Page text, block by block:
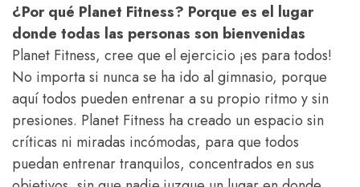
¿Por qué Planet Fitness? Porque es el lugar
donde todas las personas son bienvenidas
Planet Fitness, cree que el ejercicio ¡es para todos!
No importa si nunca se ha ido al gimnasio, porque
aquí todos pueden entrenar a su propio ritmo y sin
presiones. Planet Fitness ha creado un espacio sin
críticas ni miradas incómodas, para que todos
puedan entrenar tranquilos, concentrados en sus